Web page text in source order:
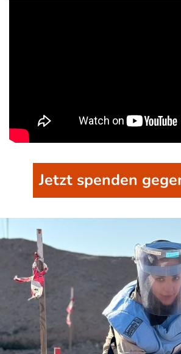
Jetzt spenden